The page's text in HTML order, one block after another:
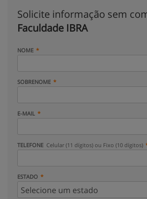
Solicite informação sem
Faculdade IBRA
NOME
SOBRENOME
E-MAIL
TELEFONE Celular (11 dígitos) ou Fixo (10 dígitos)
ESTADO